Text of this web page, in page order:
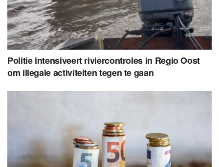
Politie intensiveert riviercontroles in Regio Oost
om illegale activiteiten tegen te gaan